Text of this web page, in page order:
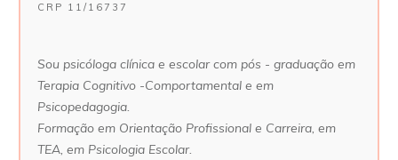
CRP 11/16737
Sou psicóloga clínica e escolar com pós - graduação em
Terapia Cognitivo -Comportamental e em
Psicopedagogia.
Formação em Orientação Profissional e Carreira, em
TEA, em Psicologia Escolar.